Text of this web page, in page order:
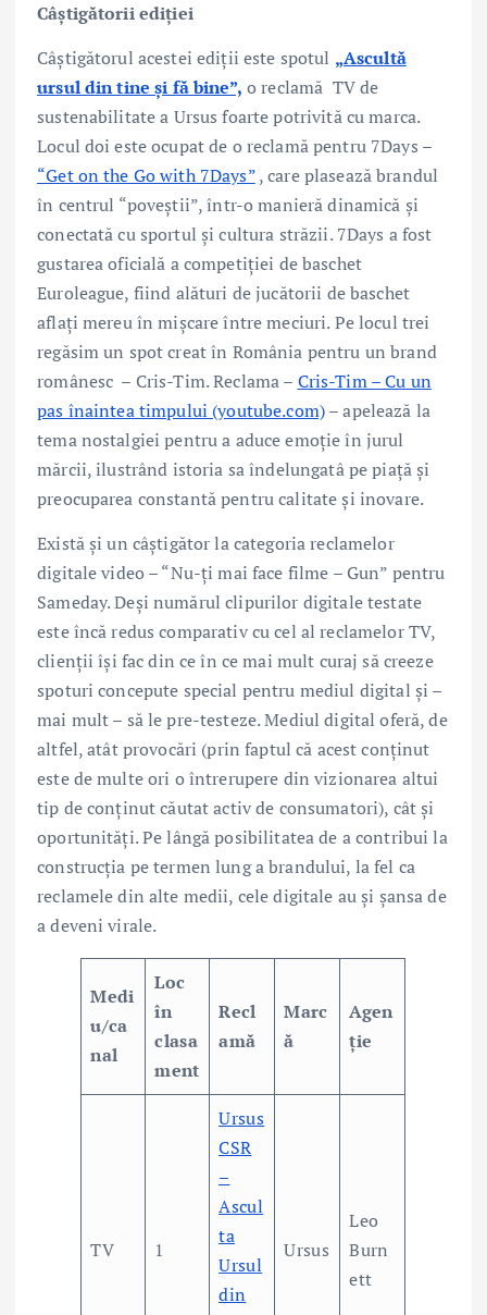
Câștigătorii ediției
Câștigătorul acestei ediții este spotul „Ascultă
ursul din tine și fă bine”, o reclamă TV de
sustenabilitate a Ursus foarte potrivită cu marca.
Locul doi este ocupat de o reclamă pentru 7Days –
“Get on the Go with 7Days”, care plasează brandul
în centrul “poveștii”, într-o manieră dinamică și
conectată cu sportul și cultura străzii. 7Days a fost
gustarea oficială a competiției de baschet
Euroleague, fiind alături de jucătorii de baschet
aflați mereu în mișcare între meciuri. Pe locul trei
regăsim un spot creat în România pentru un brand
românesc – Cris-Tim. Reclama – Cris-Tim – Cu un
pas înaintea timpului (youtube.com)– apelează la
tema nostalgiei pentru a aduce emoție în jurul
mărcii, ilustrând istoria sa îndelungatâ pe piață și
preocuparea constantă pentru calitate și inovare.
Există și un câștigător la categoria reclamelor
digitale video – “Nu-ți mai face filme – Gun” pentru
Sameday. Deși numărul clipurilor digitale testate
este încă redus comparativ cu cel al reclamelor TV,
clienții își fac din ce în ce mai mult curaj să creeze
spoturi concepute special pentru mediul digital și –
mai mult – să le pre-testeze. Mediul digital oferă, de
altfel, atât provocări (prin faptul că acest conținut
este de multe ori o întrerupere din vizionarea altui
tip de conținut căutat activ de consumatori), cât și
oportunități. Pe lângă posibilitatea de a contribui la
construcția pe termen lung a brandului, la fel ca
reclamele din alte medii, cele digitale au și șansa de
a deveni virale.
Medi
u/ca
nal
Loc
în
clasa
ment
Recl
amă
Marc
ă
Agen
ție
TV 1
Ursus
CSR
–
Ascul
ta
Ursul
din
Ursus
Leo
Burn
ett